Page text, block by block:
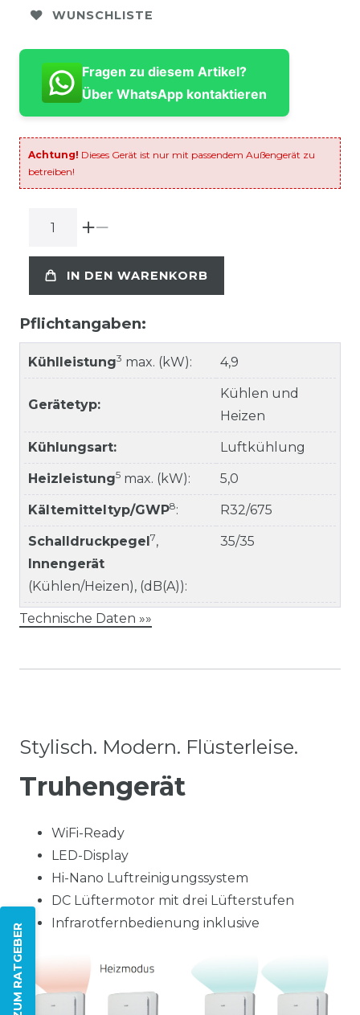
ZUM RATGEBER
WUNSCHLISTE
Fragen zu diesem Artikel?
Über WhatsApp kontaktieren
Achtung! Dieses Gerät ist nur mit passendem Außengerät zu
betreiben!
IN DEN WARENKORB
Pflichtangaben:
Kühlleistung3 max. (kW): 4,9
Gerätetyp:
Kühlen und
Heizen
Kühlungsart: Luftkühlung
Heizleistung5 max. (kW): 5,0
Kältemitteltyp/GWP8: R32/675
Schalldruckpegel 7,
Innengerät
(Kühlen/Heizen), (dB(A)):
35/35
Technische Daten »»
Stylisch. Modern. Flüsterleise.
Truhengerät
WiFi-Ready
LED-Display
Hi-Nano Luftreinigungssystem
DC Lüftermotor mit drei Lüfterstufen
Infrarotfernbedienung inklusive